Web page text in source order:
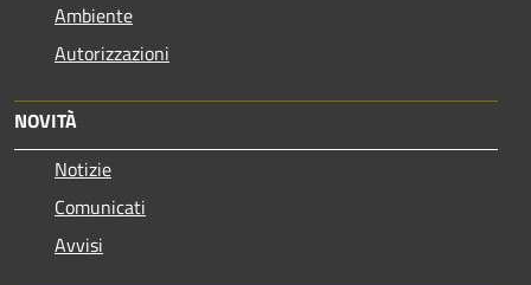
Ambiente
Autorizzazioni
NOVITÀ
Notizie
Comunicati
Avvisi